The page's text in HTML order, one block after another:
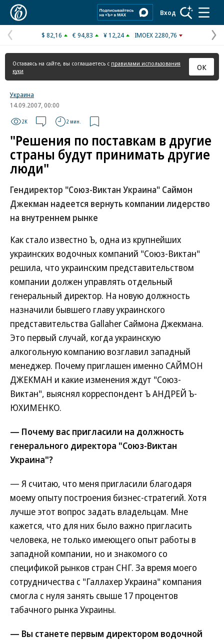
Вход
Предыдущая
страница
$ 82,16 € 94,83 ¥ 12,24 IMOEX 2280,76
Оставаясь на сайте, вы соглашаетесь с правилами использования
куки
ОК
Украина
14.09.2007, 00:00
2K 2 мин.
"Решения по поставкам в другие
страны будут принимать другие
люди"
Гендиректор "Союз-Виктан Украина" Саймон
Джекман надеется вернуть компании лидерство
на внутреннем рынке
Как стало известно Ъ, одна из крупнейших
украинских водочных компаний "Союз-Виктан"
решила, что украинским представительством
компании должен управлять отдельный
генеральный директор. На новую должность
назначили бывшего главу украинского
представительства Gallaher Саймона Джекмана.
Это первый случай, когда украинскую
алкогольную компанию возглавил западный
менеджер. Почему приглашен именно САЙМОН
ДЖЕКМАН и какие изменения ждут "Союз-
Виктан", выяснял корреспондент Ъ АНДРЕЙ Ъ-
ЮХИМЕНКО.
— Почему вас пригласили на должность
генерального директора "Союз-Виктан
Украина"?
— Я считаю, что меня пригласили благодаря
моему опыту построения бизнес-стратегий. Хотя
лучше этот вопрос задать владельцам. Мне
кажется, что для них было важно пригласить
человека, не только имеющего опыт работы в
западной компании, но и знакомого со
спецификой рынков стран СНГ. За время моего
сотрудничества с "Галлахер Украина" компания
смогла с нуля занять свыше 17 процентов
табачного рынка Украины.
— Вы станете первым директором водочной